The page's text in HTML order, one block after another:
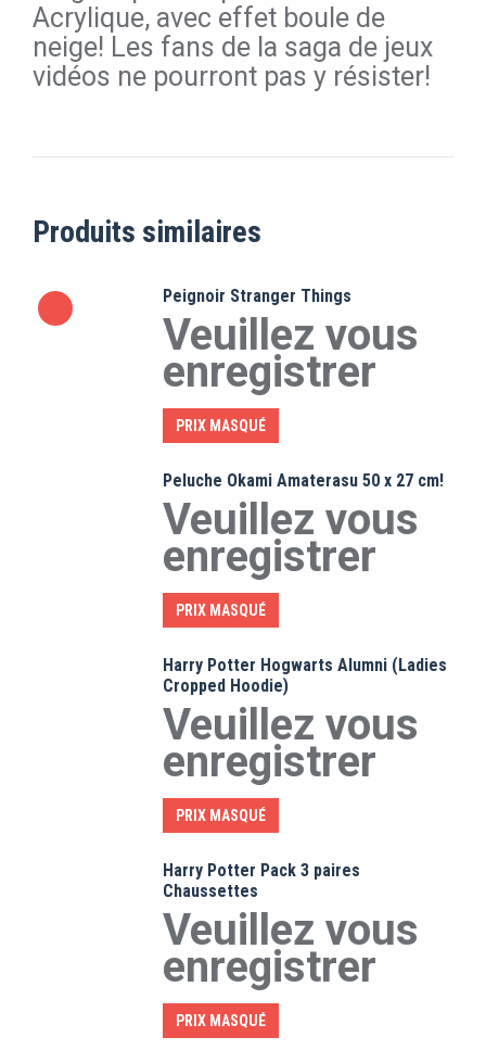
Acrylique, avec effet boule de
neige! Les fans de la saga de jeux
vidéos ne pourront pas y résister!
Produits similaires
Peignoir Stranger Things
Veuillez vous
enregistrer
PRIX MASQUÉ
Peluche Okami Amaterasu 50 x 27 cm!
Veuillez vous
enregistrer
PRIX MASQUÉ
Harry Potter Hogwarts Alumni (Ladies
Cropped Hoodie)
Veuillez vous
enregistrer
PRIX MASQUÉ
Harry Potter Pack 3 paires
Chaussettes
Veuillez vous
enregistrer
PRIX MASQUÉ